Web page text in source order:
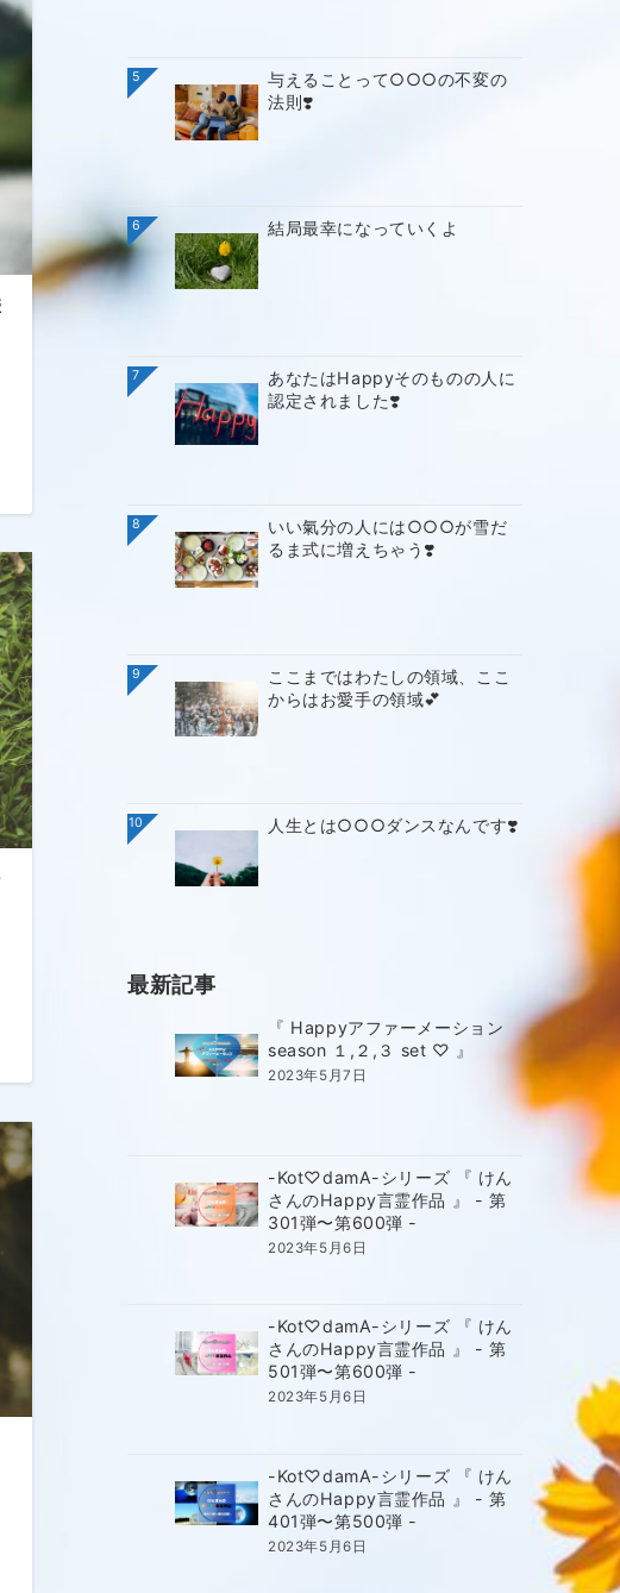
5
与えることって○○○の不変の
法則❣️
6 結局最幸になっていくよ
7
あなたはHappyそのものの人に
認定されました❣️
8
いい氣分の人には○○○が雪だ
るま式に増えちゃう❣️
9
ここまではわたしの領域、ここ
からはお愛手の領域💕
10 人生とは○○○ダンスなんです❣️
最新記事
『 Happyアファーメーション
season １,２,３ set ♡ 』
2023年5月7日
-Kot♡damA-シリーズ 『 けん
さんのHappy言霊作品 』 - 第
301弾〜第600弾 -
2023年5月6日
-Kot♡damA-シリーズ 『 けん
さんのHappy言霊作品 』 - 第
501弾〜第600弾 -
2023年5月6日
-Kot♡damA-シリーズ 『 けん
さんのHappy言霊作品 』 - 第
401弾〜第500弾 -
2023年5月6日